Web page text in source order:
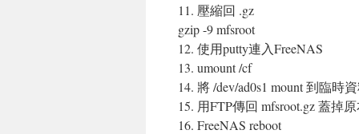
11. 壓縮回 .gz
gzip -9 mfsroot
12. 使用putty連入FreeNAS
13. umount /cf
14. 將 /dev/ad0s1 mount 到臨時
15. 用FTP傳回 mfsroot.gz 蓋掉
16. FreeNAS reboot